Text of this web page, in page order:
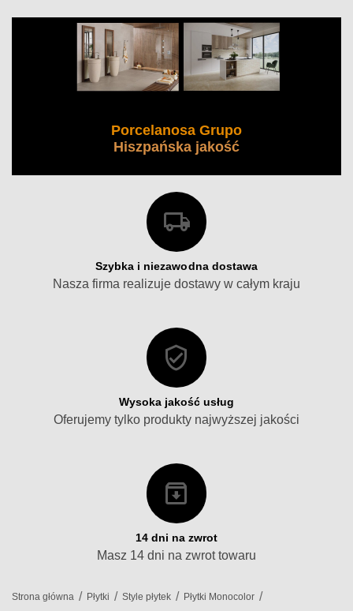
Porcelanosa Grupo
Hiszpańska jakość
Szybka i niezawodna dostawa
Nasza firma realizuje dostawy w całym kraju
Wysoka jakość usług
Oferujemy tylko produkty najwyższej jakości
14 dni na zwrot
Masz 14 dni na zwrot towaru
Strona główna / Płytki / Style płytek / Płytki Monocolor /